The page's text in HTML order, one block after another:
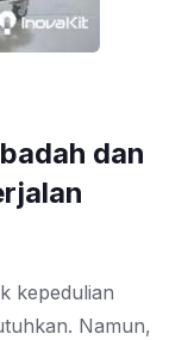
dan
kepedulian
Namun,